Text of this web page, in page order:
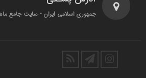
جمهوری اسلامی ایران - سایت جامع